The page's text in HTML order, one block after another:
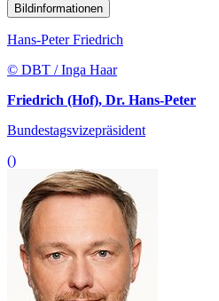
Bildinformationen
Hans-Peter Friedrich
© DBT / Inga Haar
Friedrich (Hof), Dr. Hans-Peter
Bundestagsvizepräsident
()